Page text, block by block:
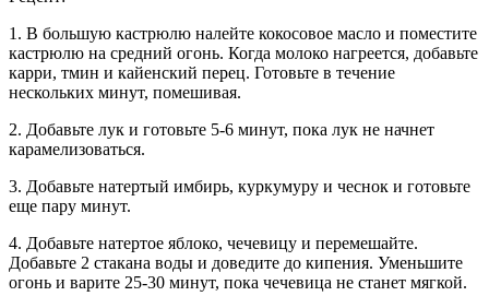
1. В большую кастрюлю налейте кокосовое масло и поместите
кастрюлю на средний огонь. Когда молоко нагреется, добавьте
карри, тмин и кайенский перец. Готовьте в течение
нескольких минут, помешивая.
2. Добавьте лук и готовьте 5-6 минут, пока лук не начнет
карамелизоваться.
3. Добавьте натертый имбирь, куркумуру и чеснок и готовьте
еще пару минут.
4. Добавьте натертое яблоко, чечевицу и перемешайте.
Добавьте 2 стакана воды и доведите до кипения. Уменьшите
огонь и варите 25-30 минут, пока чечевица не станет мягкой.